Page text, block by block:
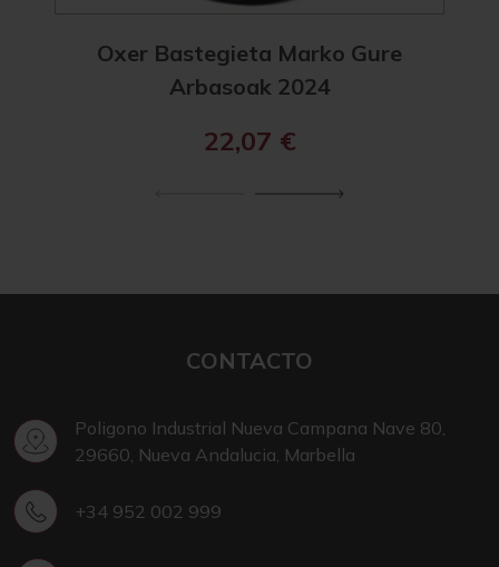
Oxer Bastegieta Marko Gure
Arbasoak 2024
22,07 €
CONTACTO
Poligono Industrial Nueva Campana Nave 80,
29660, Nueva Andalucia, Marbella
+34 952 002 999